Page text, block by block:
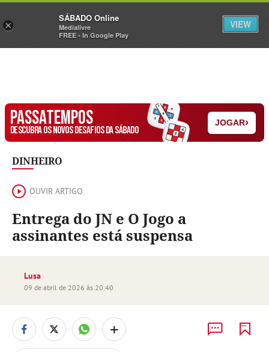
Sábado Assine Iniciar Sessão
PASSATEMPOS
DESCUBRA OS NOVOS DESAFIOS DA SÁBADO
JOGAR›
DINHEIRO
OUVIR ARTIGO
Entrega do JN e O Jogo a
assinantes está suspensa
Lusa
09 de abril de 2026 às 20:40
+
×
SÁBADO Online
Medialivre
FREE - In Google Play
VIEW